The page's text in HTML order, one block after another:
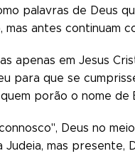
palavras de Deus
antes continuam
apenas em Jesus
para que se
porão o nome de
Deus no
mas presente,